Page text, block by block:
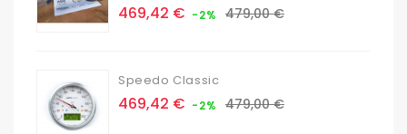
Prix
469,42 € -2% Prix
479,00 €
Speedo Classic
Prix
469,42 € -2% Prix
479,00 €